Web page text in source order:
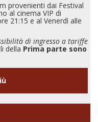
provenienti dai Festival
al cinema VIP di
21:15 e al Venerdì alle
di ingresso a tariffe
della Prima parte sono